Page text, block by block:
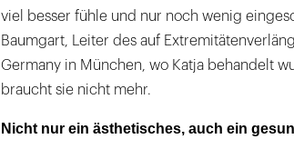
viel besser fühle und nur noch wenig
Baumgart, Leiter des auf
Germany in München, wo Katja behandelt
braucht sie nicht mehr.
Nicht nur ein ästhetisches, auch ein